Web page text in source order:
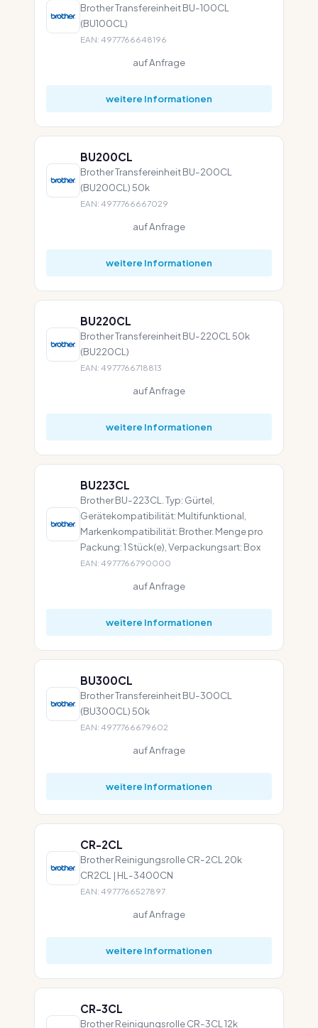
Brother Transfereinheit BU-100CL
(BU100CL)
EAN: 4977766648196
auf Anfrage
weitere Informationen
BU200CL
Brother Transfereinheit BU-200CL
(BU200CL) 50k
EAN: 4977766667029
auf Anfrage
weitere Informationen
BU220CL
Brother Transfereinheit BU-220CL 50k
(BU220CL)
EAN: 4977766718813
auf Anfrage
weitere Informationen
BU223CL
Brother BU-223CL. Typ: Gürtel,
Gerätekompatibilität: Multifunktional,
Markenkompatibilität: Brother. Menge pro
Packung: 1 Stück(e), Verpackungsart: Box
EAN: 4977766790000
auf Anfrage
weitere Informationen
BU300CL
Brother Transfereinheit BU-300CL
(BU300CL) 50k
EAN: 4977766679602
auf Anfrage
weitere Informationen
CR-2CL
Brother Reinigungsrolle CR-2CL 20k
CR2CL | HL-3400CN
EAN: 4977766527897
auf Anfrage
weitere Informationen
CR-3CL
Brother Reinigungsrolle CR-3CL 12k